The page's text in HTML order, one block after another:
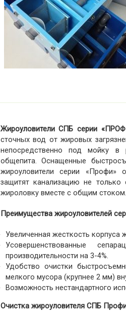
Жироуловители СПБ серии
сточных вод от жировых
непосредственно под мойку в
общепита. Оснащенные
жироуловители серии «Профи»
защитят канализацию не
жироловку вместе с общим стоком.
Преимущества жироуловителей
Увеличенная жесткость корпуса
Усовершенствованные
производительности на 3-4%.
Удобство очистки
мелкого мусора (крупнее 2 мм)
Возможность нестандартного
Очистка жироуловителя СПБ